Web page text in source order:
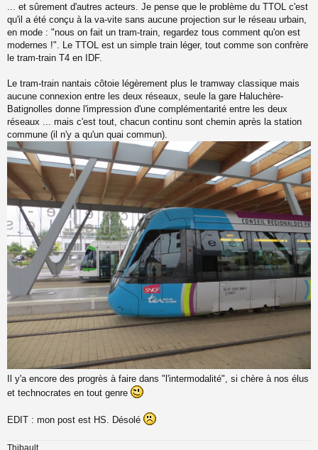
... et sûrement d'autres acteurs. Je pense que le problème du TTOL c'est
qu'il a été conçu à la va-vite sans aucune projection sur le réseau urbain,
en mode : "nous on fait un tram-train, regardez tous comment qu'on est
modernes !". Le TTOL est un simple train léger, tout comme son confrère
le tram-train T4 en IDF.
Le tram-train nantais côtoie légèrement plus le tramway classique mais
aucune connexion entre les deux réseaux, seule la gare Haluchère-
Batignolles donne l'impression d'une complémentarité entre les deux
réseaux ... mais c'est tout, chacun continu sont chemin après la station
commune (il n'y a qu'un quai commun).
Il y'a encore des progrès à faire dans "l'intermodalité", si chère à nos élus
et technocrates en tout genre
EDIT : mon post est HS. Désolé
Thibault